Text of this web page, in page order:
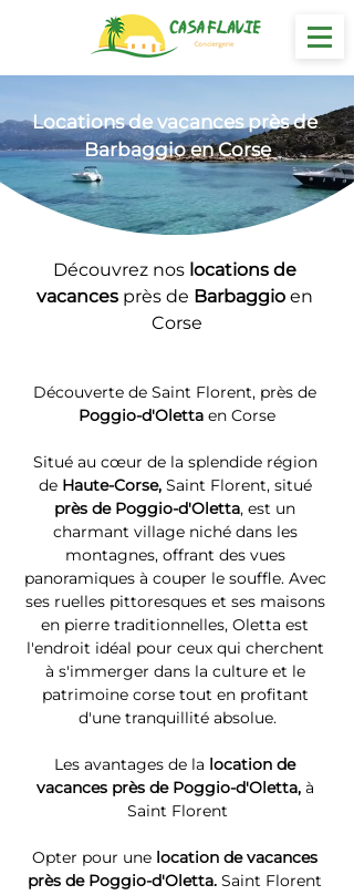
Locations de vacances près de
Barbaggio en Corse
Découvrez nos locations de
vacances près de Barbaggio en
Corse
Découverte de Saint Florent, près de
Poggio-d'Oletta en Corse
Situé au cœur de la splendide région
de Haute-Corse, Saint Florent, situé
près de Poggio-d'Oletta, est un
charmant village niché dans les
montagnes, offrant des vues
panoramiques à couper le souffle. Avec
ses ruelles pittoresques et ses maisons
en pierre traditionnelles, Oletta est
l'endroit idéal pour ceux qui cherchent
à s'immerger dans la culture et le
patrimoine corse tout en profitant
d'une tranquillité absolue.
Les avantages de la location de
vacances près de Poggio-d'Oletta, à
Saint Florent
Opter pour une location de vacances
près de Poggio-d'Oletta. Saint Florent